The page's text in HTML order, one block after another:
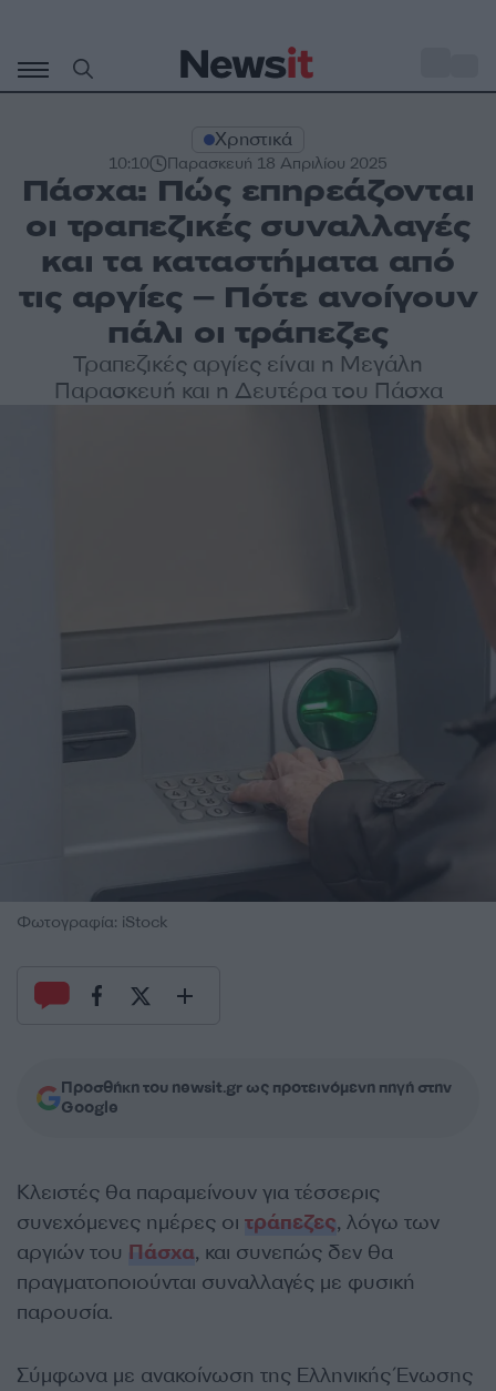
περιεχόμενο
Χρηστικά
10:10 Παρασκευή 18 Απριλίου 2025
Πάσχα: Πώς επηρεάζονται
οι τραπεζικές συναλλαγές
και τα καταστήματα από
τις αργίες – Πότε ανοίγουν
πάλι οι τράπεζες
Τραπεζικές αργίες είναι η Μεγάλη
Παρασκευή και η Δευτέρα του Πάσχα
Φωτογραφία: iStock
Προσθήκη του newsit.gr ως προτεινόμενη πηγή στην
Google
Κλειστές θα παραμείνουν για τέσσερις
συνεχόμενες ημέρες οι τράπεζες, λόγω των
αργιών του Πάσχα, και συνεπώς δεν θα
πραγματοποιούνται συναλλαγές με φυσική
παρουσία.
Σύμφωνα με ανακοίνωση της Ελληνικής Ένωσης